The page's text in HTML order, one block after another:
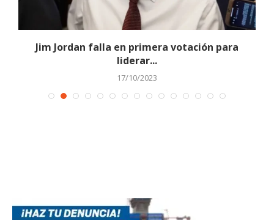
Jim Jordan falla en primera votación para
liderar...
17/10/2023